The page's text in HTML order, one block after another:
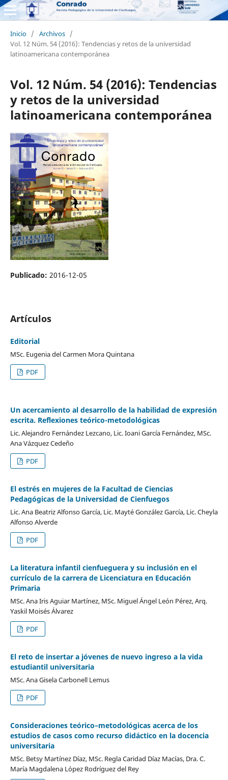
Inicio / Archivos /
Vol. 12 Núm. 54 (2016): Tendencias y retos de la universidad
latinoamericana contemporánea
Vol. 12 Núm. 54 (2016): Tendencias
y retos de la universidad
latinoamericana contemporánea
Publicado: 2016-12-05
Artículos
Editorial
MSc. Eugenia del Carmen Mora Quintana
PDF
Un acercamiento al desarrollo de la habilidad de expresión
escrita. Reflexiones teórico-metodológicas
Lic. Alejandro Fernández Lezcano, Lic. Ioani García Fernández, MSc.
Ana Vázquez Cedeño
PDF
El estrés en mujeres de la Facultad de Ciencias
Pedagógicas de la Universidad de Cienfuegos
Lic. Ana Beatriz Alfonso García, Lic. Mayté González García, Lic. Cheyla
Alfonso Alverde
PDF
La literatura infantil cienfueguera y su inclusión en el
currículo de la carrera de Licenciatura en Educación
Primaria
MSc. Ana Iris Aguiar Martínez, MSc. Miguel Ángel León Pérez, Arq.
Yaskil Moisés Álvarez
PDF
El reto de insertar a jóvenes de nuevo ingreso a la vida
estudiantil universitaria
MSc. Ana Gisela Carbonell Lemus
PDF
Consideraciones teórico–metodológicas acerca de los
estudios de casos como recurso didáctico en la docencia
universitaria
MSc. Betsy Martínez Díaz, MSc. Regla Caridad Díaz Macías, Dra. C.
María Magdalena López Rodríguez del Rey